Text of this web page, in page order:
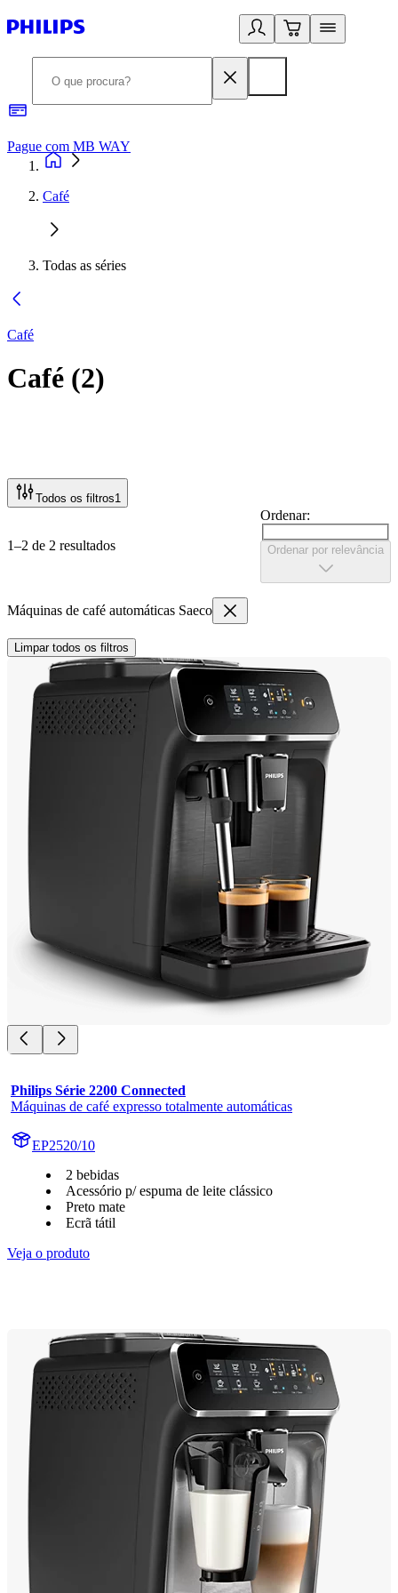
Pague com MB WAY
Café
Todas as séries
Café
Café (2)
Todos os filtros1
1–2 de 2 resultados
Ordenar:
Ordenar por relevância
Máquinas de café automáticas Saeco
Limpar todos os filtros
Philips Série 2200 Connected
Máquinas de café expresso totalmente automáticas
EP2520/10
2 bebidas
Acessório p/ espuma de leite clássico
Preto mate
Ecrã tátil
Veja o produto